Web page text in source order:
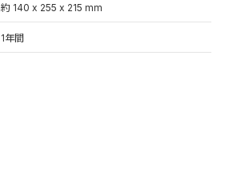
約 140 x 255 x 215 mm
1年間